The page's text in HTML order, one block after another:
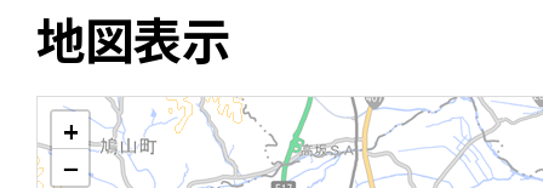
地図表示
+
−